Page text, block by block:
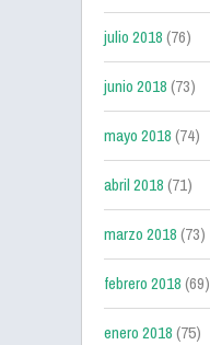
julio 2018(76)
junio 2018(73)
mayo 2018(74)
abril 2018(71)
marzo 2018(73)
febrero 2018(69)
enero 2018(75)